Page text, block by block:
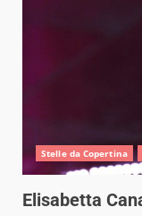
Stelle da Copertina
Elisabetta